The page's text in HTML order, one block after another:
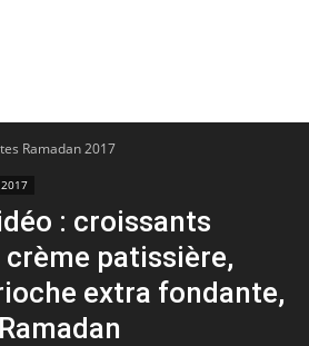
Ramadan 2017
: croissants
patissière,
extra fondante,